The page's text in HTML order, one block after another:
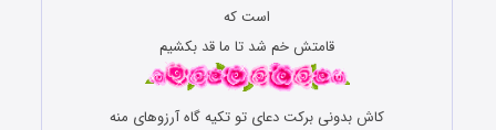
است که
قامتش خم شد تا ما قد بکشیم
کاش بدونی برکت دعای تو تکیه گاه آرزوهای منه